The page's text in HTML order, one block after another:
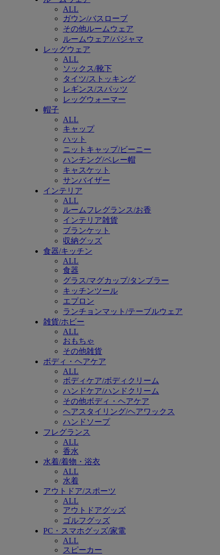
ALL
ガウン/バスローブ
その他ルームウェア
ルームウェア/パジャマ
レッグウェア
ALL
ソックス/靴下
タイツ/ストッキング
レギンス/スパッツ
レッグウォーマー
帽子
ALL
キャップ
ハット
ニットキャップ/ビーニー
ハンチング/ベレー帽
キャスケット
サンバイザー
インテリア
ALL
ルームフレグランス/お香
インテリア雑貨
ブランケット
収納グッズ
食器/キッチン
ALL
食器
グラス/マグカップ/タンブラー
キッチンツール
エプロン
ランチョンマット/テーブルウェア
雑貨/ホビー
ALL
おもちゃ
その他雑貨
ボディ・ヘアケア
ALL
ボディケア/ボディクリーム
ハンドケア/ハンドクリーム
その他ボディ・ヘアケア
ヘアスタイリング/ヘアワックス
ハンドソープ
フレグランス
ALL
香水
水着/着物・浴衣
ALL
水着
アウトドア/スポーツ
ALL
アウトドアグッズ
ゴルフグッズ
PC・スマホグッズ/家電
ALL
スピーカー